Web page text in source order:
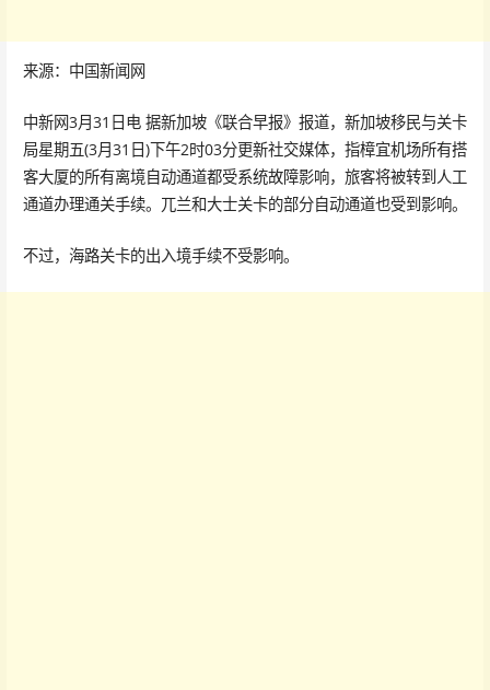
来源：中国新闻网
中新网3月31日电 据新加坡《联合早报》报道，新加坡移民与关卡
局星期五(3月31日)下午2时03分更新社交媒体，指樟宜机场所有搭
客大厦的所有离境自动通道都受系统故障影响，旅客将被转到人工
通道办理通关手续。兀兰和大士关卡的部分自动通道也受到影响。
不过，海路关卡的出入境手续不受影响。